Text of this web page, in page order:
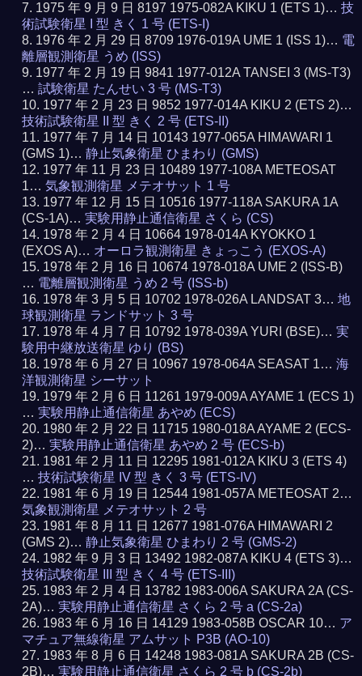
1975 年 9 月 9 日 8197 1975-082A KIKU 1 (ETS 1)…技
術試験衛星 I 型 きく 1 号 (ETS-I)
1976 年 2 月 29 日 8709 1976-019A UME 1 (ISS 1)… 電
離層観測衛星 うめ (ISS)
1977 年 2 月 19 日 9841 1977-012A TANSEI 3 (MS-T3)
…試験衛星 たんせい 3 号 (MS-T3)
1977 年 2 月 23 日 9852 1977-014A KIKU 2 (ETS 2)…
技術試験衛星 II 型 きく 2 号 (ETS-II)
1977 年 7 月 14 日 10143 1977-065A HIMAWARI 1
(GMS 1)…静止気象衛星 ひまわり (GMS)
1977 年 11 月 23 日 10489 1977-108A METEOSAT
1…気象観測衛星 メテオサット 1 号
1977 年 12 月 15 日 10516 1977-118A SAKURA 1A
(CS-1A)…実験用静止通信衛星 さくら (CS)
1978 年 2 月 4 日 10664 1978-014A KYOKKO 1
(EXOS A)… オーロラ観測衛星 きょっこう (EXOS-A)
1978 年 2 月 16 日 10674 1978-018A UME 2 (ISS-B)
… 電離層観測衛星 うめ 2 号 (ISS-b)
1978 年 3 月 5 日 10702 1978-026A LANDSAT 3…地
球観測衛星 ランドサット 3 号
1978 年 4 月 7 日 10792 1978-039A YURI (BSE)…実
験用中継放送衛星 ゆり (BS)
1978 年 6 月 27 日 10967 1978-064A SEASAT 1…海
洋観測衛星 シーサット
1979 年 2 月 6 日 11261 1979-009A AYAME 1 (ECS 1)
…実験用静止通信衛星 あやめ (ECS)
1980 年 2 月 22 日 11715 1980-018A AYAME 2 (ECS-
2)…実験用静止通信衛星 あやめ 2 号 (ECS-b)
1981 年 2 月 11 日 12295 1981-012A KIKU 3 (ETS 4)
…技術試験衛星 IV 型 きく 3 号 (ETS-IV)
1981 年 6 月 19 日 12544 1981-057A METEOSAT 2…
気象観測衛星 メテオサット 2 号
1981 年 8 月 11 日 12677 1981-076A HIMAWARI 2
(GMS 2)…静止気象衛星 ひまわり 2 号 (GMS-2)
1982 年 9 月 3 日 13492 1982-087A KIKU 4 (ETS 3)…
技術試験衛星 III 型 きく 4 号 (ETS-III)
1983 年 2 月 4 日 13782 1983-006A SAKURA 2A (CS-
2A)…実験用静止通信衛星 さくら 2 号 a (CS-2a)
1983 年 6 月 16 日 14129 1983-058B OSCAR 10… ア
マチュア無線衛星 アムサット P3B (AO-10)
1983 年 8 月 6 日 14248 1983-081A SAKURA 2B (CS-
2B)…実験用静止通信衛星 さくら 2 号 b (CS-2b)